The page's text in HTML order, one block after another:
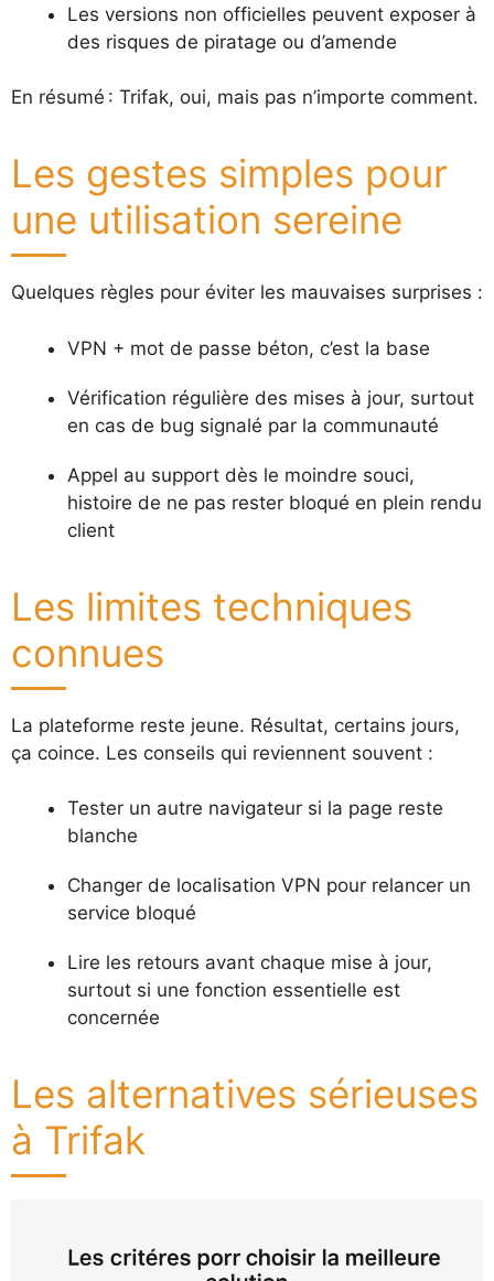
Les versions non officielles peuvent exposer à
des risques de piratage ou d’amende
En résumé : Trifak, oui, mais pas n’importe comment.
Les gestes simples pour
une utilisation sereine
Quelques règles pour éviter les mauvaises surprises :
VPN + mot de passe béton, c’est la base
Vérification régulière des mises à jour, surtout
en cas de bug signalé par la communauté
Appel au support dès le moindre souci,
histoire de ne pas rester bloqué en plein rendu
client
Les limites techniques
connues
La plateforme reste jeune. Résultat, certains jours,
ça coince. Les conseils qui reviennent souvent :
Tester un autre navigateur si la page reste
blanche
Changer de localisation VPN pour relancer un
service bloqué
Lire les retours avant chaque mise à jour,
surtout si une fonction essentielle est
concernée
Les alternatives sérieuses
à Trifak